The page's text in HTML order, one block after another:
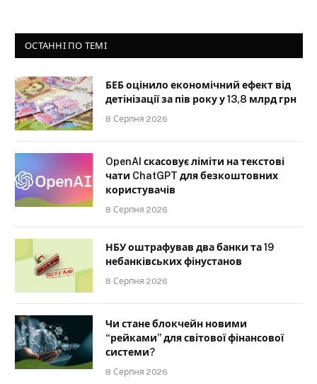
ОСТАННІ ПО ТЕМІ
БЕБ оцінило економічний ефект від
детінізації за пів року у 13,8 млрд грн
8 Серпня 2026
OpenAI скасовує ліміти на текстові
чати ChatGPT для безкоштовних
користувачів
8 Серпня 2026
НБУ оштрафував два банки та 19
небанківських фінустанов
8 Серпня 2026
Чи стане блокчейн новими
“рейками” для світової фінансової
системи?
8 Серпня 2026